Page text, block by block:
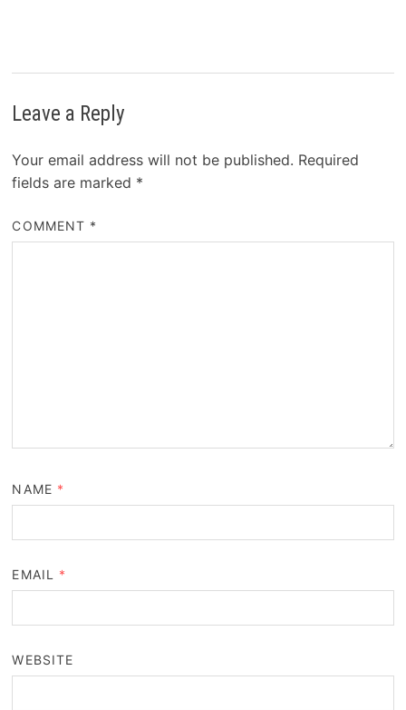
Leave a Reply
Your email address will not be published. Required
fields are marked *
COMMENT *
NAME *
EMAIL *
WEBSITE